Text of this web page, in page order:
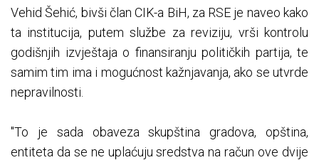
Vehid Šehić, bivši član CIK-a BiH, za RSE je naveo kako
ta institucija, putem službe za reviziju, vrši kontrolu
godišnjih izvještaja o finansiranju političkih partija, te
samim tim ima i mogućnost kažnjavanja, ako se utvrde
nepravilnosti.
"To je sada obaveza skupština gradova, opština,
entiteta da se ne uplaćuju sredstva na račun ove dvije